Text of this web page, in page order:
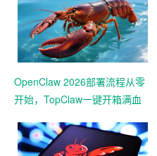
OpenClaw 2026部署流程从零
开始，TopClaw一键开箱满血